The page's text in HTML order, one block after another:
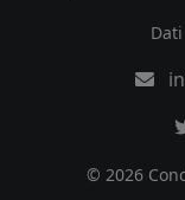
© 2026